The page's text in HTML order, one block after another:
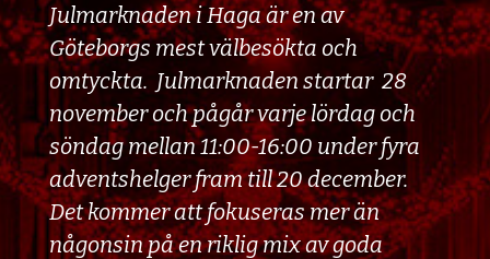
Julmarknaden i Haga är en av
Göteborgs mest välbesökta och
omtyckta. Julmarknaden startar 28
november och pågår varje lördag och
söndag mellan 11:00-16:00 under fyra
adventshelger fram till 20 december.
Det kommer att fokuseras mer än
någonsin på en riklig mix av goda